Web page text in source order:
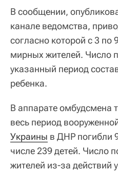
В сообщении,
канале ведомства,
согласно которой с 3 по
мирных жителей. Число
указанный период
ребенка.
В аппарате омбудсмена
весь период
Украины в ДНР погибли
числе 239 детей. Число
жителей из-за действий